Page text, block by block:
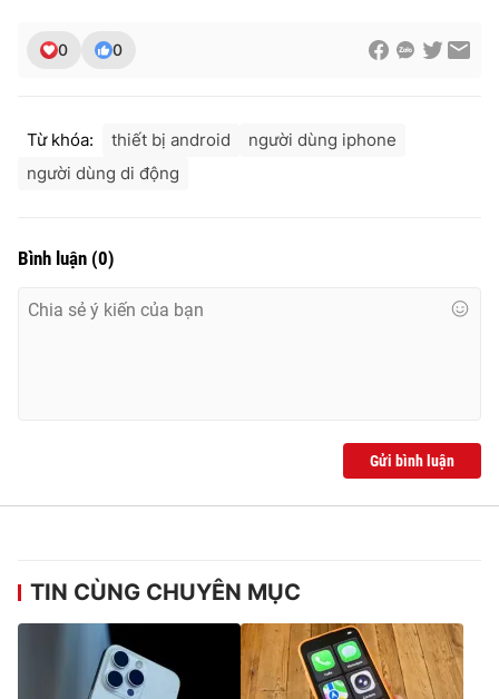
0 0
Từ khóa: thiết bị android
người dùng iphone
người dùng di động
Bình luận (0)
Gửi bình luận
TIN CÙNG CHUYÊN MỤC